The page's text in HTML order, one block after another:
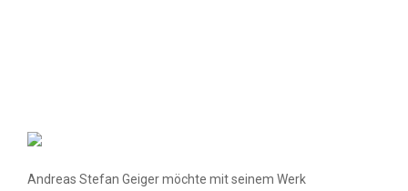
Andreas Stefan Geiger möchte mit seinem Werk